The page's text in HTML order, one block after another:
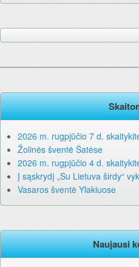
2026 m. rugpjūčio 7 d.
Žolinės šventė Šatėse
2026 m. rugpjūčio 4 d.
Į sąskrydį „Su Lietuva širdy“
Vasaros šventė Ylakiuose
Naujausi